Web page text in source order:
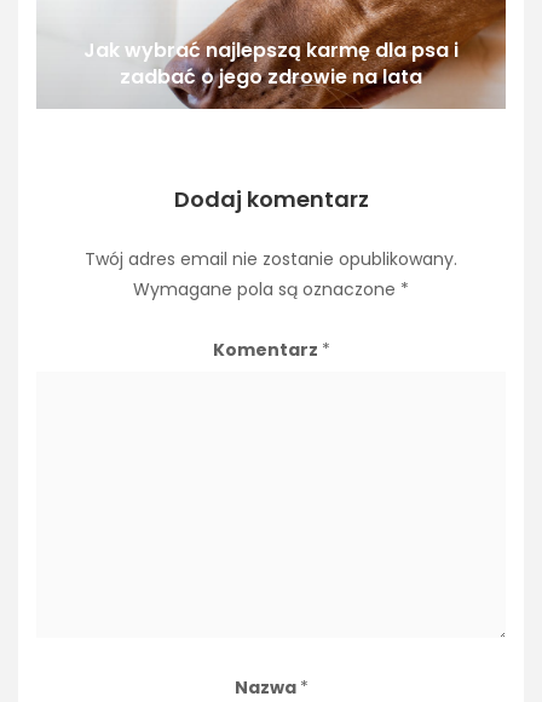
Jak wybrać najlepszą karmę dla psa i
zadbać o jego zdrowie na lata
Dodaj komentarz
Twój adres email nie zostanie opublikowany.
Wymagane pola są oznaczone *
Komentarz *
Nazwa *